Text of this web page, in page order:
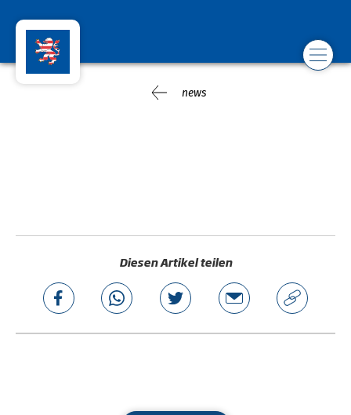
news
Diesen Artikel teilen